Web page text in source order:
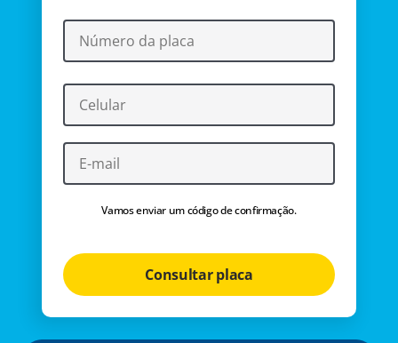
Vamos enviar um código de confirmação.
Consultar placa